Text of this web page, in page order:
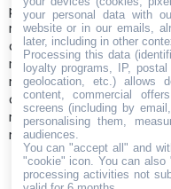
produites par les cellules
nous devons continuer à
développer une approche
médicamenteuse -
nerf optique. Mais le
concilier efficacité et
restent indispensables
nouvelles thérapies.”
your personal data with
website or in our emails,
later, including in other
Processing this data
loyalty programs, IP,
geolocation, etc.) allows
content, commercial
screens (including by
personalising them,
audiences.
You can "accept all" and
"cookie" icon . You can
processing activities not